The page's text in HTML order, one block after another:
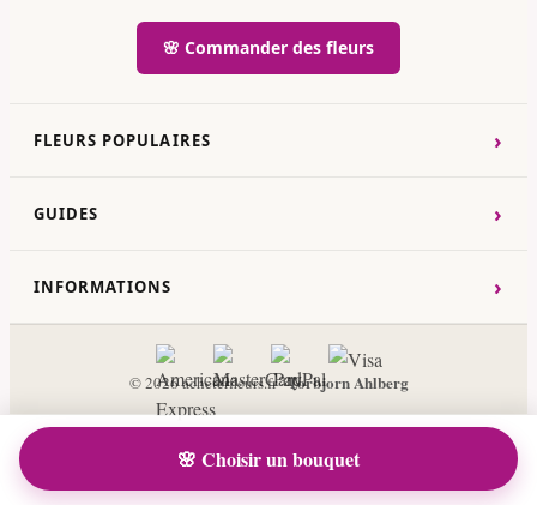
🌸 Commander des fleurs
FLEURS POPULAIRES ›
GUIDES ›
INFORMATIONS ›
© 2026 acheterfleurs.fr ·Torbjorn Ahlberg
🌸 Choisir un bouquet